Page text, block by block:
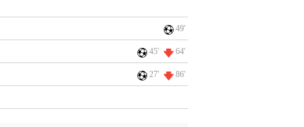
49'
45' 64'
27' 86'